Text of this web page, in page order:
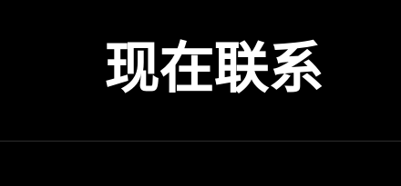
现在联系